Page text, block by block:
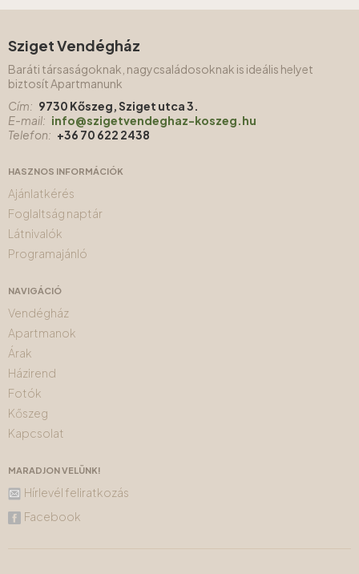
Sziget Vendégház
Baráti társaságoknak, nagycsaládosoknak is ideális helyet
biztosít Apartmanunk
Cím: 9730 Kőszeg, Sziget utca 3.
E-mail: info@szigetvendeghaz-koszeg.hu
Telefon: +36 70 622 2438
HASZNOS INFORMÁCIÓK
Ajánlatkérés
Foglaltság naptár
Látnivalók
Programajánló
NAVIGÁCIÓ
Vendégház
Apartmanok
Árak
Házirend
Fotók
Kőszeg
Kapcsolat
MARADJON VELÜNK!
Hírlevél feliratkozás
Facebook